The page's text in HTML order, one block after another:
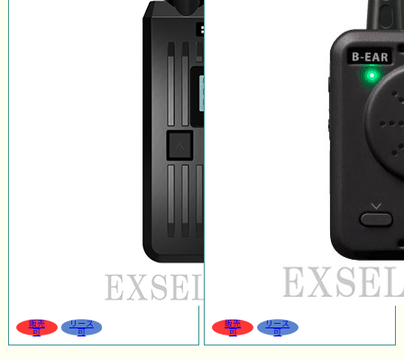
販売
可
リース
可
販売
可
リース
可